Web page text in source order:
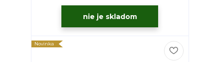
nie je skladom
Novinka